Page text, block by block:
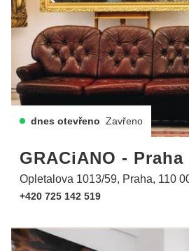
dnes otevřeno Zavřeno
GRACiANO - Praha
Opletalova 1013/59, Praha, 110
+420 725 142 519